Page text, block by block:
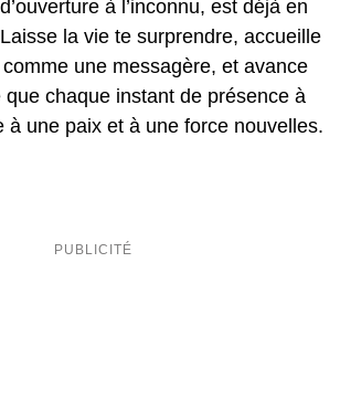
à l’inconnu, est déjà en
la vie te surprendre, accueille
une messagère, et avance
chaque instant de présence à
à une paix et à une force nouvelles.